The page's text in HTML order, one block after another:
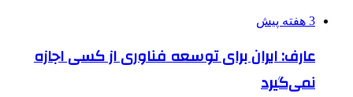
3 هفته پیش
عارف: ایران برای توسعه فناوری از کسی اجازه
نمی‌گیرد